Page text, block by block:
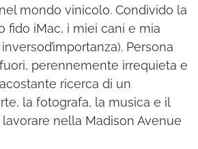
mondo vinicolo. Condivido la
fido iMac, i miei cani e mia
Persona
perennemente irrequieta e
ricerca di un
la fotografa, la musica e il
nella Madison Avenue